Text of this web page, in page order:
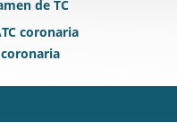
de TC
coronaria